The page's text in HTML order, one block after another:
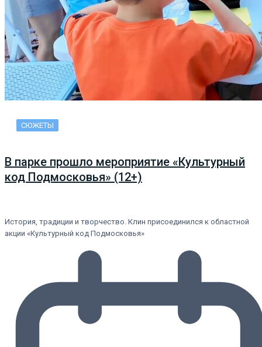
СЮЖЕТЫ
В парке прошло мероприятие «Культурный
код Подмосковья» (12+)
История, традиции и творчество. Клин присоединился к областной
акции «Культурный код Подмосковья»